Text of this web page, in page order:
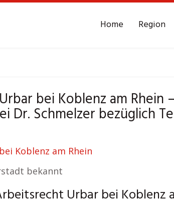
Home Region
bei Koblenz am Rhein
Dr. Schmelzer bezüglich
bekannt
Urbar bei Koblenz